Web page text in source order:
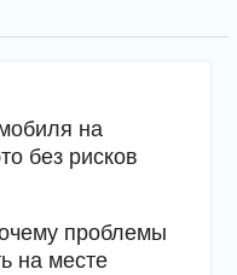
на
без рисков
проблемы
на месте